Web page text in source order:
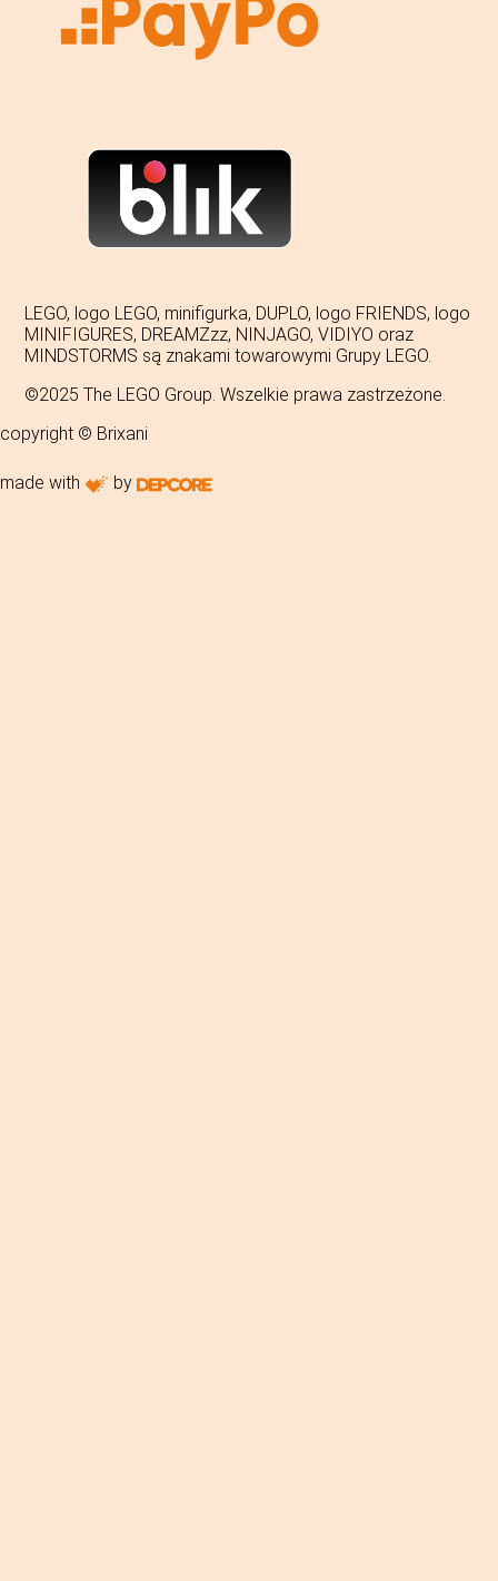
LEGO, logo LEGO, minifigurka, DUPLO, logo FRIENDS, logo
MINIFIGURES, DREAMZzz, NINJAGO, VIDIYO oraz
MINDSTORMS są znakami towarowymi Grupy LEGO.
©2025 The LEGO Group. Wszelkie prawa zastrzeżone.
copyright © Brixani
made with by